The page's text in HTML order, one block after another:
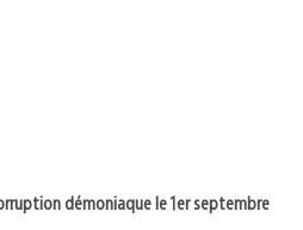
démoniaque le 1er septembre